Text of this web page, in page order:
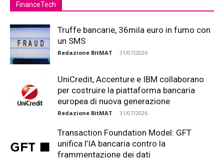
FinanceTech
Truffe bancarie, 36mila euro in fumo con
un SMS
Redazione BitMAT - 31/07/2026
UniCredit, Accenture e IBM collaborano
per costruire la piattaforma bancaria
europea di nuova generazione
Redazione BitMAT - 31/07/2026
Transaction Foundation Model: GFT
unifica l’IA bancaria contro la
frammentazione dei dati